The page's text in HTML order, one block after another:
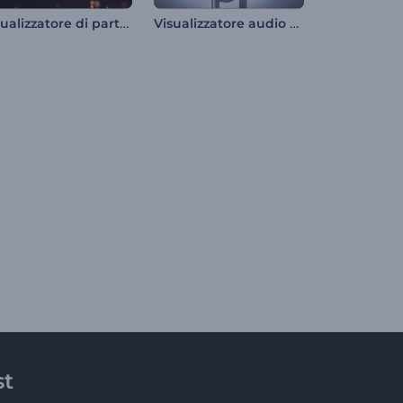
Visualizzatore di particelle scintillanti Visualizzatore audio per microfono podcast